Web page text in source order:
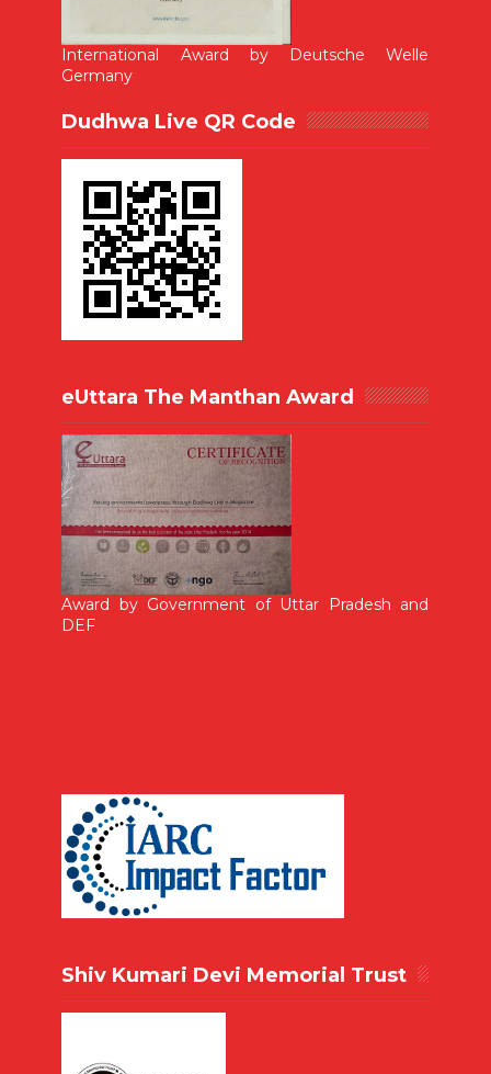
International Award by Deutsche Welle
Germany
Dudhwa Live QR Code
eUttara The Manthan Award
Award by Government of Uttar Pradesh and
DEF
Shiv Kumari Devi Memorial Trust